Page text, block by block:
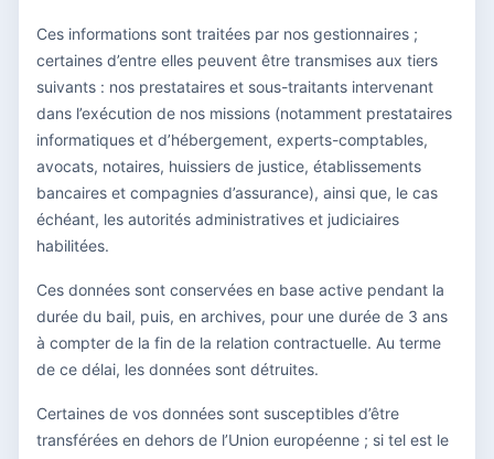
Ces informations sont traitées par nos gestionnaires ;
certaines d’entre elles peuvent être transmises aux tiers
suivants : nos prestataires et sous-traitants intervenant
dans l’exécution de nos missions (notamment prestataires
informatiques et d’hébergement, experts-comptables,
avocats, notaires, huissiers de justice, établissements
bancaires et compagnies d’assurance), ainsi que, le cas
échéant, les autorités administratives et judiciaires
habilitées.
Ces données sont conservées en base active pendant la
durée du bail, puis, en archives, pour une durée de 3 ans
à compter de la fin de la relation contractuelle. Au terme
de ce délai, les données sont détruites.
Certaines de vos données sont susceptibles d’être
transférées en dehors de l’Union européenne ; si tel est le